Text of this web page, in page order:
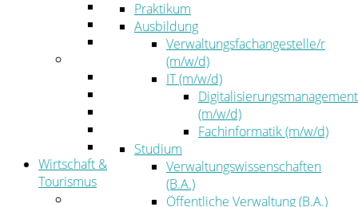
Bürgerinformationssystem
Wahlen
Der Landrat
Kommunalaufsicht
Zahlen, Daten, Fakten
Wirtschaft &
Tourismus
Praktikum
Ausbildung
Verwaltungsfachangestelle/r
(m/w/d)
IT (m/w/d)
Digitalisierungsmanagement
(m/w/d)
Fachinformatik (m/w/d)
Studium
Verwaltungswissenschaften
(B.A.)
Öffentliche Verwaltung (B.A.)